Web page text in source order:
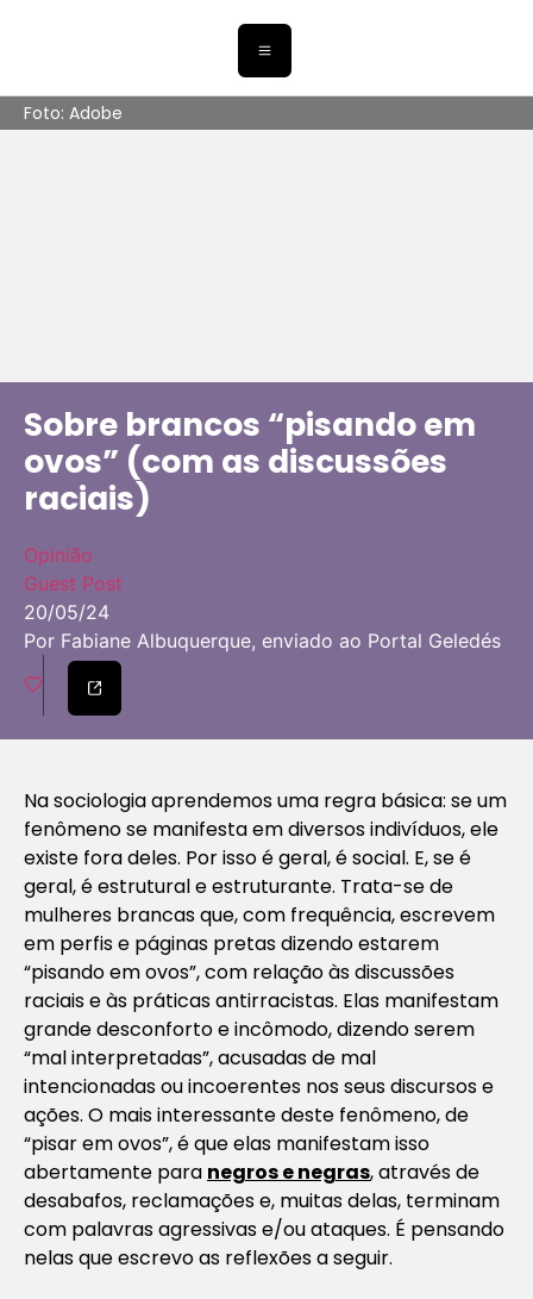
Foto: Adobe
Sobre brancos “pisando em
ovos” (com as discussões
raciais)
Opinião
Guest Post
20/05/24
Por Fabiane Albuquerque, enviado ao Portal Geledés
Na sociologia aprendemos uma regra básica: se um
fenômeno se manifesta em diversos indivíduos, ele
existe fora deles. Por isso é geral, é social. E, se é
geral, é estrutural e estruturante. Trata-se de
mulheres brancas que, com frequência, escrevem
em perfis e páginas pretas dizendo estarem
“pisando em ovos”, com relação às discussões
raciais e às práticas antirracistas. Elas manifestam
grande desconforto e incômodo, dizendo serem
“mal interpretadas”, acusadas de mal
intencionadas ou incoerentes nos seus discursos e
ações. O mais interessante deste fenômeno, de
“pisar em ovos”, é que elas manifestam isso
abertamente para negros e negras, através de
desabafos, reclamações e, muitas delas, terminam
com palavras agressivas e/ou ataques. É pensando
nelas que escrevo as reflexões a seguir.